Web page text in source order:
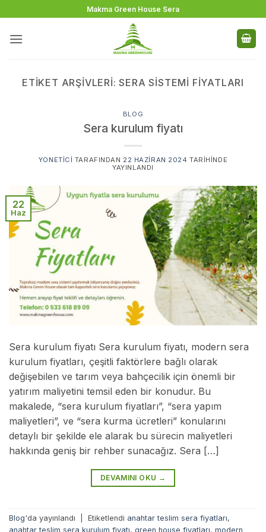
atla
Makma Green House Sera
ETIKET ARŞIVLERI:SERA SISTEMI FIYATLARI
BLOG
Sera kurulum fiyatı
YONETICI TARAFINDAN 22 HAZIRAN 2024 TARIHINDE
YAYINLANDI
22
Haz
Sera kurulum fiyatı Sera kurulum fiyatı, modern sera
kurulum fiyatları, çeşitli faktörlere bağlı olarak
değişebilen ve tarım veya bahçecilik için önemli bir
yatırım maliyetini temsil eden bir konudur. Bu
makalede, “sera kurulum fiyatları”, “sera yapım
maliyetleri”, ve “sera kurma ücretleri” konularını
detaylı bir şekilde ele alarak bu sürecin maliyetleri
hakkında geniş bir rehber sunacağız. Sera […]
DEVAMINI OKU →
Blog'da yayınlandı Etiketlendi anahtar teslim sera fiyatları,
anahtar teslim sera kurulum fiyatı, green house fiyatları, modern